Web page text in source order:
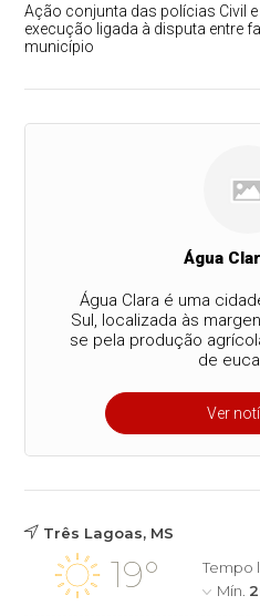
Ação conjunta das polícias Civil
execução ligada à disputa entre
município
Água
Água Clara é uma
Sul, localizada às
se pela produção
de
Ver
Três Lagoas, MS
19°
Tempo
Mín.